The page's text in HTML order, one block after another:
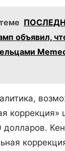
объявил,